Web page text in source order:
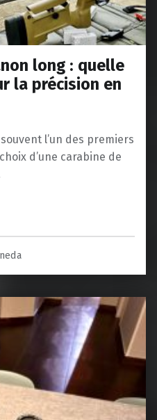
long : quelle
la précision en
l’un des premiers
d’une carabine de